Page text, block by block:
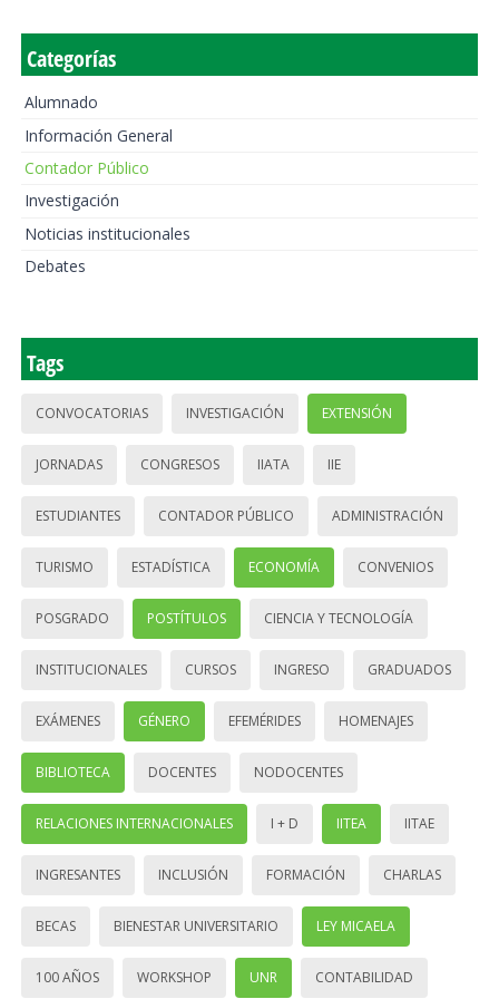
Categorías
Alumnado
Información General
Contador Público
Investigación
Noticias institucionales
Debates
Tags
CONVOCATORIAS INVESTIGACIÓN EXTENSIÓN
JORNADAS CONGRESOS IIATA IIE
ESTUDIANTES CONTADOR PÚBLICO ADMINISTRACIÓN
TURISMO ESTADÍSTICA ECONOMÍA CONVENIOS
POSGRADO POSTÍTULOS CIENCIA Y TECNOLOGÍA
INSTITUCIONALES CURSOS INGRESO GRADUADOS
EXÁMENES GÉNERO EFEMÉRIDES HOMENAJES
BIBLIOTECA DOCENTES NODOCENTES
RELACIONES INTERNACIONALES I + D IITEA IITAE
INGRESANTES INCLUSIÓN FORMACIÓN CHARLAS
BECAS BIENESTAR UNIVERSITARIO LEY MICAELA
100 AÑOS WORKSHOP UNR CONTABILIDAD